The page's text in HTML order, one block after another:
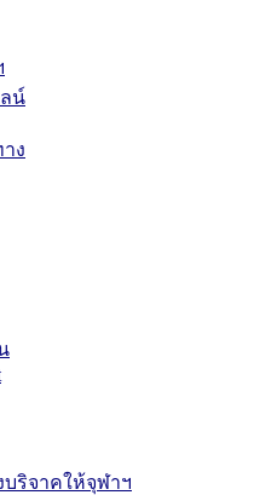
น์
ง
บริจาคให้จุฬาฯ